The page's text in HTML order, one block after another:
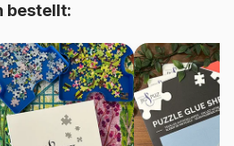
8005125298020
180 Teile
bestellt: